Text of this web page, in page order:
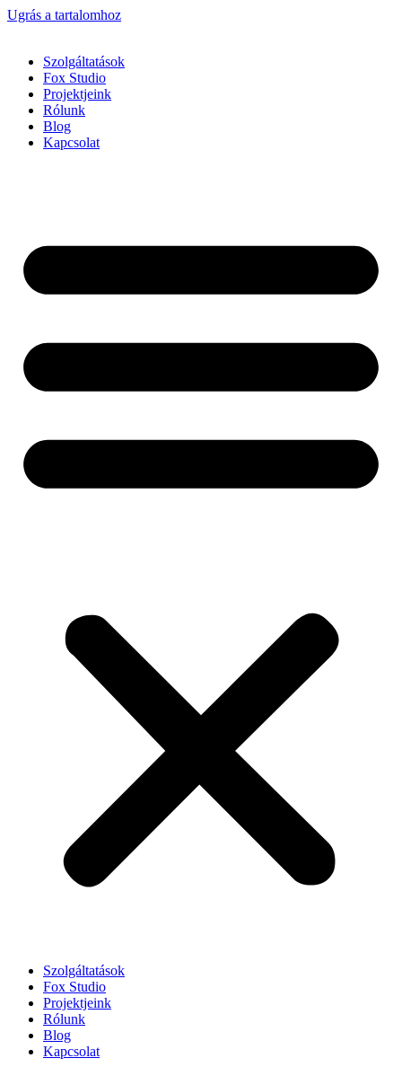
Ugrás a tartalomhoz
Szolgáltatások
Fox Studio
Projektjeink
Rólunk
Blog
Kapcsolat
Szolgáltatások
Fox Studio
Projektjeink
Rólunk
Blog
Kapcsolat